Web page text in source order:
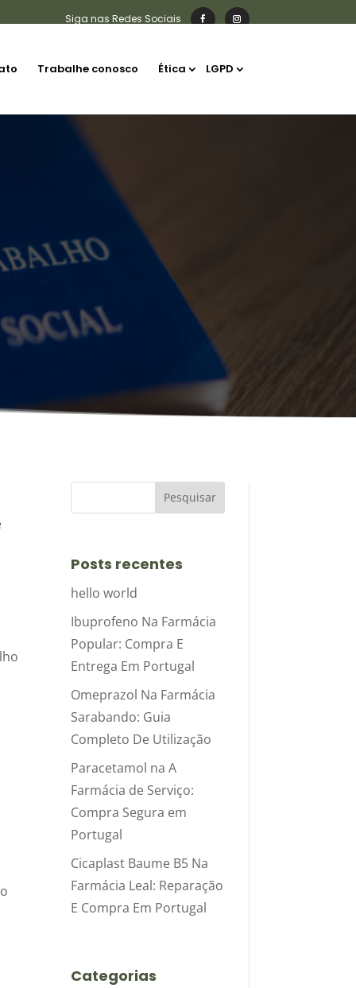
Trabalhe conosco Ética LGPD
Posts recentes
hello world
Ibuprofeno Na Farmácia
Popular: Compra E
Entrega Em Portugal
Omeprazol Na Farmácia
Sarabando: Guia
Completo De Utilização
Paracetamol na A
Farmácia de Serviço:
Compra Segura em
Portugal
Cicaplast Baume B5 Na
Farmácia Leal: Reparação
E Compra Em Portugal
Categorias